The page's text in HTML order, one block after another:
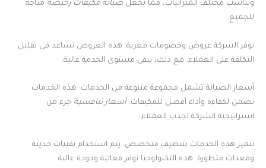
وتناسب مختلف الميزانيات، مما يجعل صيانة مكيفات رخيصة متاحة
للجميع.
توفر الشركة عروض وخصومات مغرية. هذه العروض تساعد في تقليل
التكلفة على العملاء. مع ذلك، تبقى مستوى الخدمة عالية.
أسعار الصيانة تشمل مجموعة متنوعة من الخدمات. هذه الخدمات
تضمن لكفاءة وأداء أفضل للمكيفات. أسعار تنافسية جزء من
استراتيجية الشركة لجذب العملاء.
تتميز هذه الخدمات بتنظيف متخصص. يتم استخدام تقنيات حديثة
ومعدات متطورة. هذه التكنولوجيا توفر فعالية وجودة عالية.